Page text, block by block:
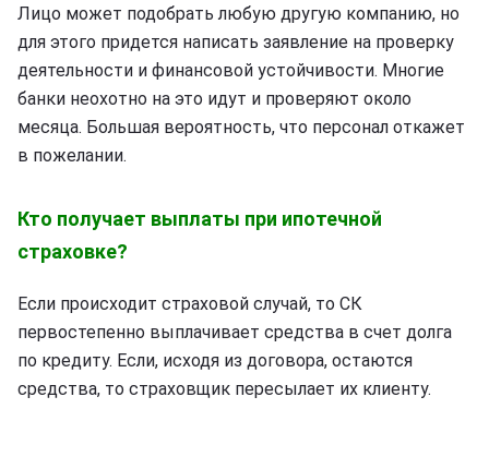
Лицо может подобрать любую другую компанию, но
для этого придется написать заявление на проверку
деятельности и финансовой устойчивости. Многие
банки неохотно на это идут и проверяют около
месяца. Большая вероятность, что персонал откажет
в пожелании.
Кто получает выплаты при ипотечной
страховке?
Если происходит страховой случай, то СК
первостепенно выплачивает средства в счет долга
по кредиту. Если, исходя из договора, остаются
средства, то страховщик пересылает их клиенту.